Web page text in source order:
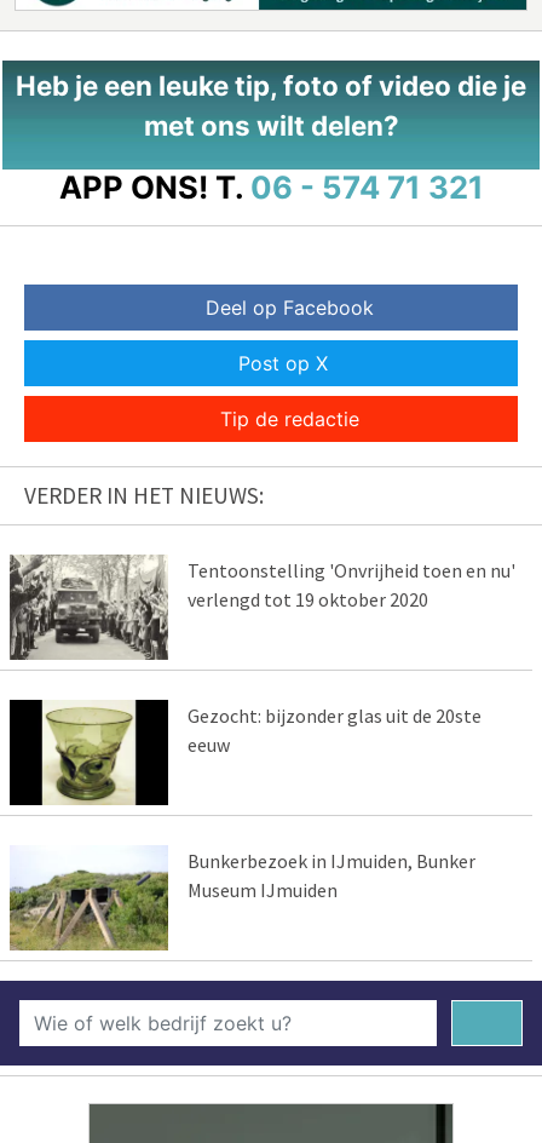
Heb je een leuke tip, foto of video die je
met ons wilt delen?
APP ONS! T. 06 - 574 71 321
Deel op Facebook
Post op X
Tip de redactie
VERDER IN HET NIEUWS:
Tentoonstelling 'Onvrijheid toen en nu'
verlengd tot 19 oktober 2020
Gezocht: bijzonder glas uit de 20ste
eeuw
Bunkerbezoek in IJmuiden, Bunker
Museum IJmuiden